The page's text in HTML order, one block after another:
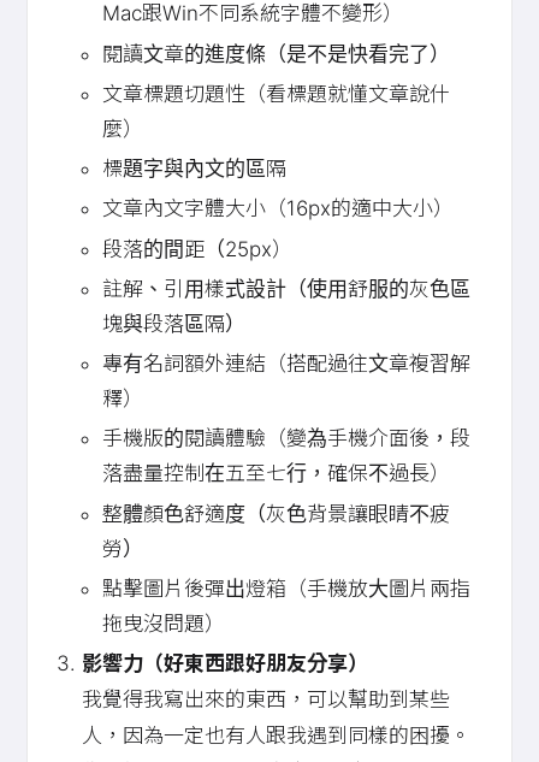
Mac跟Win不同系統字體不變形）
閱讀文章的進度條（是不是快看完了）
文章標題切題性（看標題就懂文章說什
麼）
標題字與內文的區隔
文章內文字體大小（16px的適中大小）
段落的間距（25px）
註解、引用樣式設計（使用舒服的灰色區
塊與段落區隔）
專有名詞額外連結（搭配過往文章複習解
釋）
手機版的閱讀體驗（變為手機介面後，段
落盡量控制在五至七行，確保不過長）
整體顏色舒適度（灰色背景讓眼睛不疲
勞）
點擊圖片後彈出燈箱（手機放大圖片兩指
拖曳沒問題）
影響力（好東西跟好朋友分享）
我覺得我寫出來的東西，可以幫助到某些
人，因為一定也有人跟我遇到同樣的困擾。